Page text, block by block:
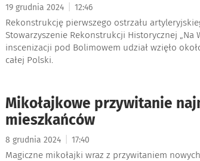
19 grudnia 2024 12:46
Rekonstrukcję pierwszego ostrzału
Stowarzyszenie Rekonstrukcji Historycznej „Na
inscenizacji pod Bolimowem udział wzięło
całej Polski.
Mikołajkowe przywitanie
mieszkańców
8 grudnia 2024 17:40
Magiczne mikołajki wraz z przywitaniem